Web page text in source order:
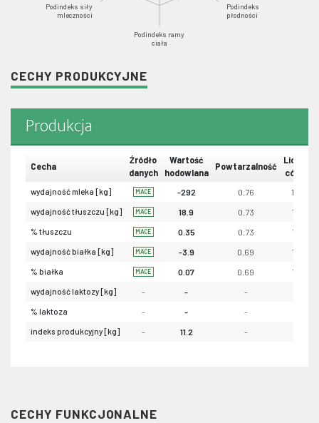
Podindeks
płodności
Podindeks ramy
ciała
Podindeks siły
mleczności
CECHY PRODUKCYJNE
Produkcja
Cecha
Źródło
danych
Wartość
hodowlana
Powtarzalność
Liczba
córek
wydajność mleka [kg] MACE -292 0.76 115
wydajność tłuszczu [kg] MACE 18.9 0.73 114
% tłuszczu MACE 0.35 0.73 114
wydajność białka [kg] MACE -3.9 0.69 114
% białka MACE 0.07 0.69 114
wydajność laktozy [kg] - - -
% laktoza - - -
indeks produkcyjny [kg] - 11.2 -
CECHY FUNKCJONALNE